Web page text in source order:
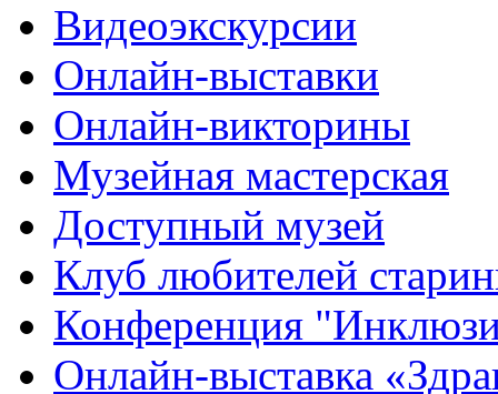
Видеоэкскурсии
Онлайн-выставки
Онлайн-викторины
Музейная мастерская
Доступный музей
Клуб любителей
Конференция
Онлайн-выставка